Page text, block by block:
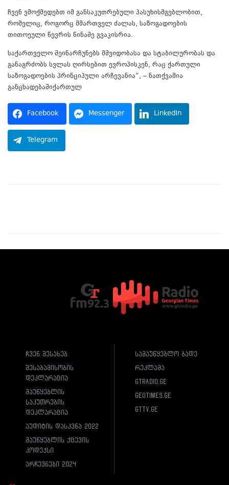
ჩვენ ვმოქმედებთ იმ განსაკუთრებული პასუხისმგებლობით,
რომელიც, როგორც მმართველ ძალას, საზოგადოების
თითოეული წევრის წინაშე გვაკისრია.
საქართველო შეინარჩუნებს მშვიდობასა და სტაბილურობას და
განაგრძობს სვლას ღირსებით ევროპისკენ, რაც ქართული
საზოგადოების პრინციპული არჩევანია“, – ნათქვამია
განცხადებაშიქართულ
Facebook Messenger LinkedIn
Telegram
ჩვენ შესახებ
შესაბამისობის
დეკლარაცია
მაუწყებლის
საკუთრების
დეკლარაცია
აუდიტის დასკვნა 2022
მაუწყებლის ქცევის
კოდექსი
არჩევნები 2024
სამაუწყებლო ბადე
რეკლამა
gtradio.ge
geotimes.ge
gttv.ge